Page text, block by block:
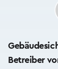
Betreiber